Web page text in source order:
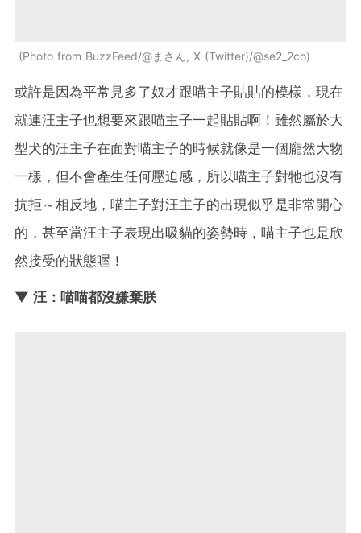
Photo from BuzzFeed/@まさん, X (Twitter)/@se2_2co
或許是因為平常見多了奴才跟喵主子貼貼的模樣，現在
就連汪主子也想要來跟喵主子一起貼貼啊！雖然屬於大
型犬的汪主子在面對喵主子的時候就像是一個龐然大物
一樣，但不會產生任何壓迫感，所以喵主子對牠也沒有
抗拒～相反地，喵主子對汪主子的出現似乎是非常開心
的，甚至當汪主子表現出吸貓的姿勢時，喵主子也是欣
然接受的狀態喔！
▼ 汪：喵喵都沒嫌棄朕